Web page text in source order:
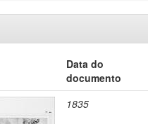
Data do
documento
1835